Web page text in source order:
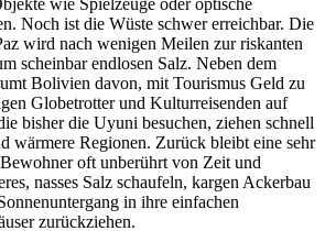
Noch ist die Wüste schwer erreichbar. Die
wird nach wenigen Meilen zur riskanten
scheinbar endlosen Salz. Neben dem
Bolivien davon, mit Tourismus Geld zu
Globetrotter und Kulturreisenden auf
bisher die Uyuni besuchen, ziehen schnell
wärmere Regionen. Zurück bleibt eine sehr
oft unberührt von Zeit und
nasses Salz schaufeln, kargen Ackerbau
in ihre einfachen
zurückziehen.